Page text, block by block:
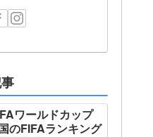
ワールドカップ
のFIFAランキング